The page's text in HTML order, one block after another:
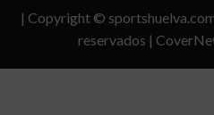
| Copyright ©
reservados |